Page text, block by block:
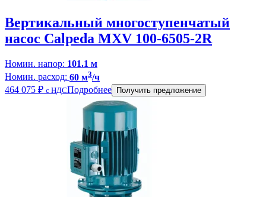
Вертикальный многоступенчатый
насос Calpeda MXV 100-6505-2R
Номин. напор: 101.1 м
Номин. расход: 60 м3/ч
464 075 ₽ с НДСПодробнее Получить предложение